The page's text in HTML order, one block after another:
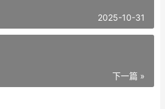
2025-10-31
下一篇 »